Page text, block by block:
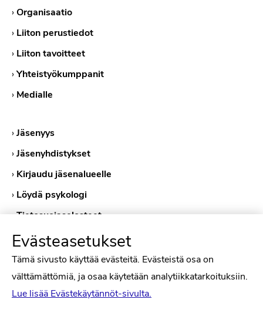
›Organisaatio
› Liiton perustiedot
› Liiton tavoitteet
›Yhteistyökumppanit
› Medialle
›Jäsenyys
›Jäsenyhdistykset
› Kirjaudu jäsenalueelle
› Löydä psykologi
›Tietosuojaselosteet
›Evästekäytännöt
Evästeasetukset
Tämä sivusto käyttää evästeitä. Evästeistä osa on
välttämättömiä, ja osaa käytetään analytiikkatarkoituksiin.
Lue lisää Evästekäytännöt-sivulta.